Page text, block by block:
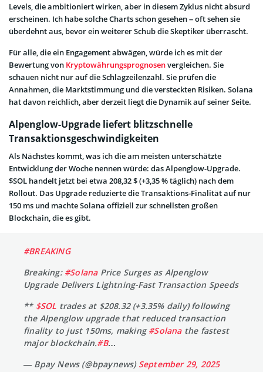
Levels, die ambitioniert wirken, aber in diesem Zyklus nicht absurd
erscheinen. Ich habe solche Charts schon gesehen – oft sehen sie
überdehnt aus, bevor ein weiterer Schub die Skeptiker überrascht.
Für alle, die ein Engagement abwägen, würde ich es mit der
Bewertung von Kryptowährungsprognosenvergleichen. Sie
schauen nicht nur auf die Schlagzeilenzahl. Sie prüfen die
Annahmen, die Marktstimmung und die versteckten Risiken. Solana
hat davon reichlich, aber derzeit liegt die Dynamik auf seiner Seite.
Alpenglow-Upgrade liefert blitzschnelle
Transaktionsgeschwindigkeiten
Als Nächstes kommt, was ich die am meisten unterschätzte
Entwicklung der Woche nennen würde: das Alpenglow-Upgrade.
$SOL handelt jetzt bei etwa 208,32 $ (+3,35 % täglich) nach dem
Rollout. Das Upgrade reduzierte die Transaktions-Finalität auf nur
150 ms und machte Solana offiziell zur schnellsten großen
Blockchain, die es gibt.
#BREAKING
Breaking: #SolanaPrice Surges as Alpenglow
Upgrade Delivers Lightning-Fast Transaction Speeds
** $SOL trades at $208.32 (+3.35% daily) following
the Alpenglow upgrade that reduced transaction
finality to just 150ms, making#Solanathe fastest
major blockchain.#B…
— Bpay News (@bpaynews) September 29, 2025